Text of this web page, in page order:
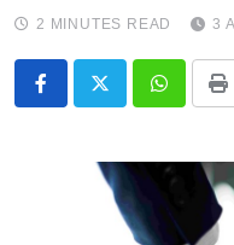
2 MINUTES READ
3
Whatsapp